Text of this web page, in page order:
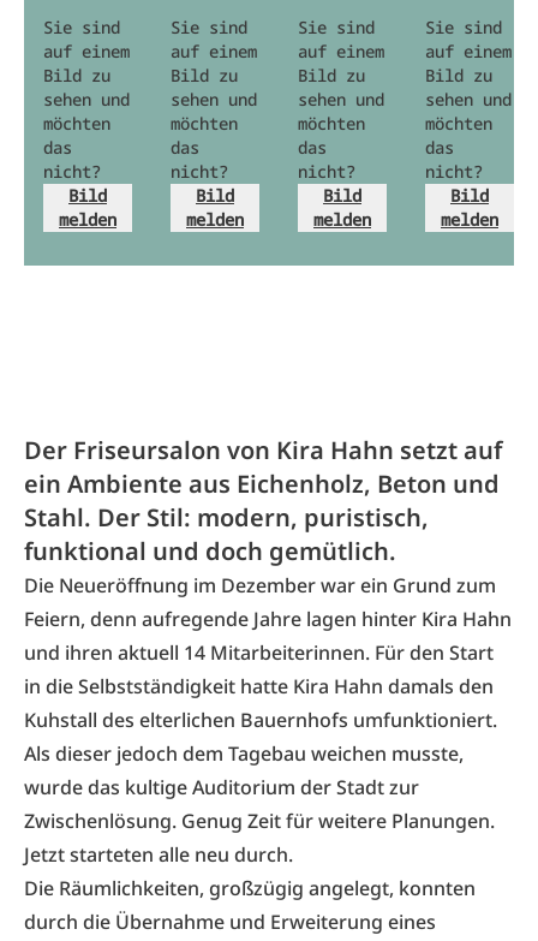
Sie sind
auf einem
Bild zu
sehen und
möchten
das
nicht?
Bild
melden
Sie sind
auf einem
Bild zu
sehen und
möchten
das
nicht?
Bild
melden
Sie sind
auf einem
Bild zu
sehen und
möchten
das
nicht?
Bild
melden
Sie sind
auf einem
Bild zu
sehen und
möchten
das
nicht?
Bild
melden
Der Friseursalon von Kira Hahn setzt auf
ein Ambiente aus Eichenholz, Beton und
Stahl. Der Stil: modern, puristisch,
funktional und doch gemütlich.
Die Neueröffnung im Dezember war ein Grund zum
Feiern, denn aufregende Jahre lagen hinter Kira Hahn
und ihren aktuell 14 Mitarbeiterinnen. Für den Start
in die Selbstständigkeit hatte Kira Hahn damals den
Kuhstall des elterlichen Bauernhofs umfunktioniert.
Als dieser jedoch dem Tagebau weichen musste,
wurde das kultige Auditorium der Stadt zur
Zwischenlösung. Genug Zeit für weitere Planungen.
Jetzt starteten alle neu durch.
Die Räumlichkeiten, großzügig angelegt, konnten
durch die Übernahme und Erweiterung eines